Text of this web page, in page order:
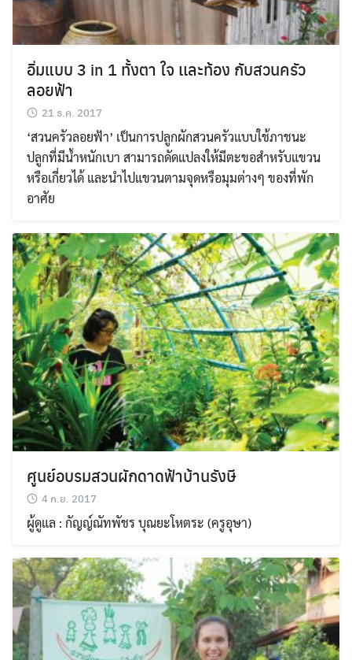
อิ่มแบบ 3 in 1 ทั้งตา ใจ เเละท้อง กับสวนครัว
ลอยฟ้า
21 ธ.ค. 2017
‘สวนครัวลอยฟ้า’ เป็นการปลูกผักสวนครัวแบบใช้ภาชนะ
ปลูกที่มีน้ำหนักเบา สามารถดัดแปลงให้มีตะขอสำหรับแขวน
หรือเกี่ยวได้ และนำไปแขวนตามจุดหรือมุมต่างๆ ของที่พัก
อาศัย
ศูนย์อบรมสวนผักดาดฟ้าบ้านรังษี
4 ก.ย. 2017
ผู้ดูแล : กัญญ์ณัทพัชร บุณยะโหตระ (ครูอุษา)